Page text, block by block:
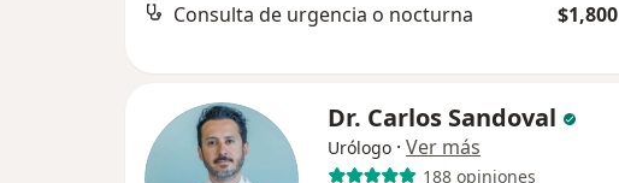
Consulta de urgencia o nocturna $1,800
Dr. Carlos Sandoval
Urólogo · Ver más
188 opiniones